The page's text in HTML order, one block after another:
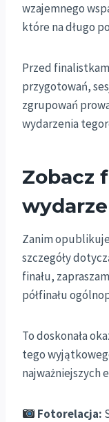
wzajemnego
które na długo
Przed
przygotowań,
zgrupowań
wydarzenia
Zobacz
Zanim
szczegóły
finału,
półfinału
To doskonała
tego
najważniejszych
Fotorelacja: